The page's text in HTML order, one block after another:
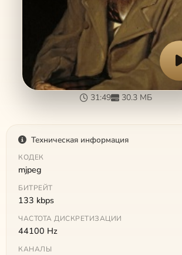
31:49 30.3 МБ
Техническая информация
КОДЕК
mjpeg
БИТРЕЙТ
133 kbps
ЧАСТОТА ДИСКРЕТИЗАЦИИ
44100 Hz
КАНАЛЫ